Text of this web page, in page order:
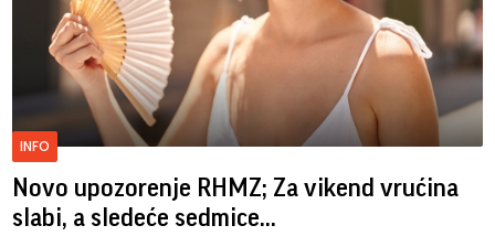
INFO
Novo upozorenje RHMZ; Za vikend vrućina
slabi, a sledeće sedmice...